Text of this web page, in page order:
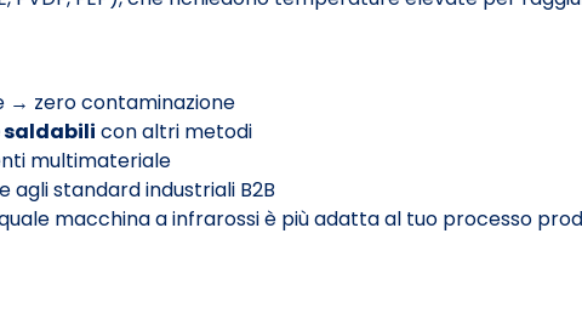
→ zero contaminazione
con altri metodi
multimateriale
standard industriali B2B
macchina a infrarossi è più adatta al tuo processo